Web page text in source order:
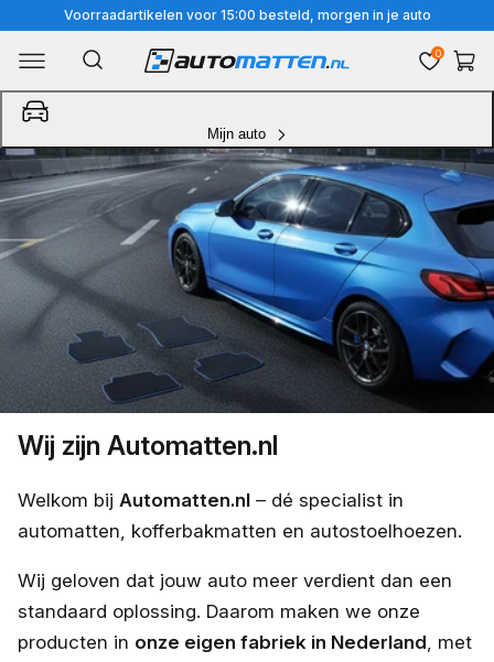
naar
content
Voorraadartikelen voor 15:00 besteld, morgen in je auto
Mijn auto
0
Wij zijn Automatten.nl
Welkom bij Automatten.nl – dé specialist in
automatten, kofferbakmatten en autostoelhoezen.
Wij geloven dat jouw auto meer verdient dan een
standaard oplossing. Daarom maken we onze
producten in onze eigen fabriek in Nederland, met